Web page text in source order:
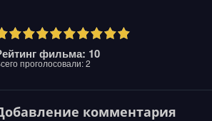
фильма: 10
проголосовали:2
комментария